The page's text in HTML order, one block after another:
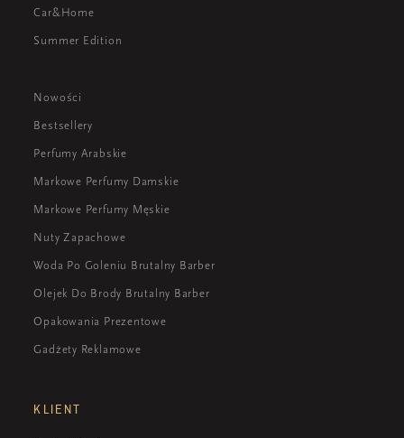
Car&Home
Summer Edition
Nowości
Bestsellery
Perfumy Arabskie
Markowe Perfumy Damskie
Markowe Perfumy Męskie
Nuty Zapachowe
Woda Po Goleniu Brutalny Barber
Olejek Do Brody Brutalny Barber
Opakowania Prezentowe
Gadżety Reklamowe
KLIENT